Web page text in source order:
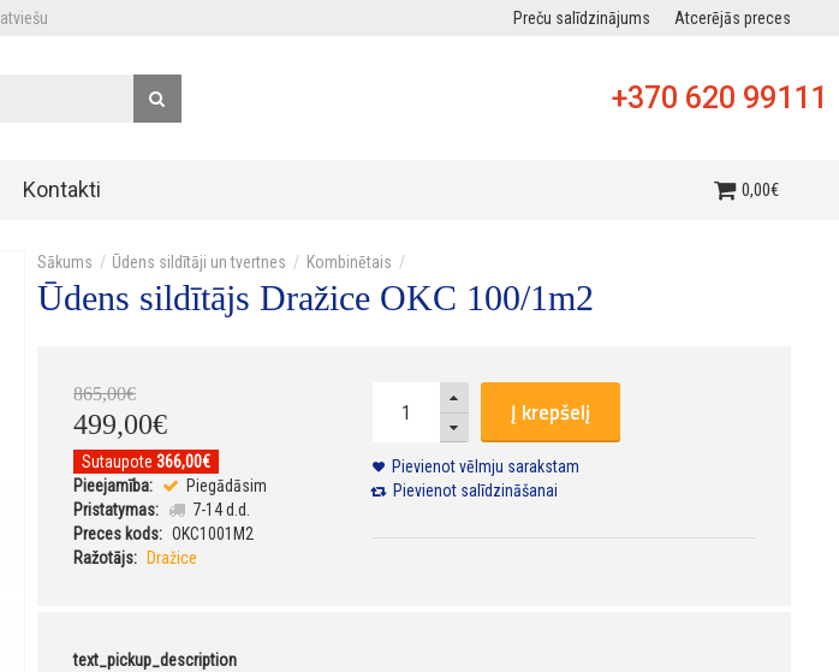
Latviešu Preču salīdzinājums Atcerējās preces
+370 620 99111
Kontakti 0,00€
Ūdens sildītāji un tvertnes Kombinētais
Ūdens sildītājs Dražice OKC 100/1m2
865,00€
499,00€
Sutaupote 366,00€
Pieejamība:
Piegādāsim
Pristatymas:
7-14 d.d.
Preces kods: OKC1001M2
Ražotājs:
Dražice
Į krepšelį
Pievienot vēlmju sarakstam
Pievienot salīdzināšanai
text_pickup_description